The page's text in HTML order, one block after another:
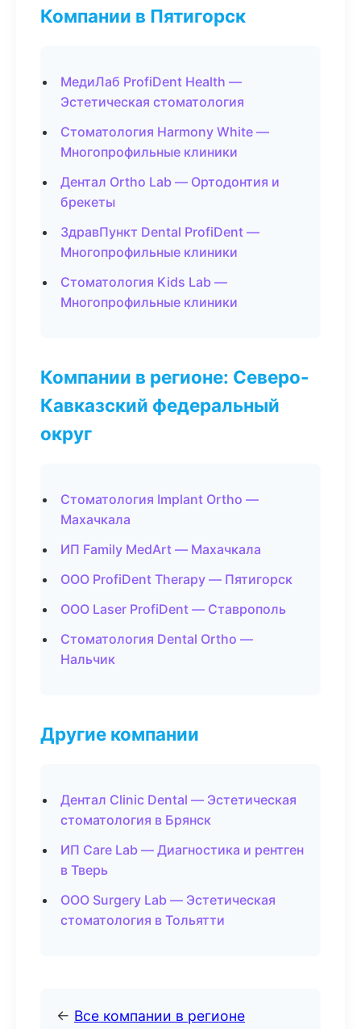
Компании в Пятигорск
МедиЛаб ProfiDent Health —
Эстетическая стоматология
Стоматология Harmony White —
Многопрофильные клиники
Дентал Ortho Lab — Ортодонтия и
брекеты
ЗдравПункт Dental ProfiDent —
Многопрофильные клиники
Стоматология Kids Lab —
Многопрофильные клиники
Компании в регионе: Северо-
Кавказский федеральный
округ
Стоматология Implant Ortho —
Махачкала
ИП Family MedArt — Махачкала
ООО ProfiDent Therapy — Пятигорск
ООО Laser ProfiDent — Ставрополь
Стоматология Dental Ortho —
Нальчик
Другие компании
Дентал Clinic Dental — Эстетическая
стоматология в Брянск
ИП Care Lab — Диагностика и рентген
в Тверь
ООО Surgery Lab — Эстетическая
стоматология в Тольятти
← Все компании в регионе